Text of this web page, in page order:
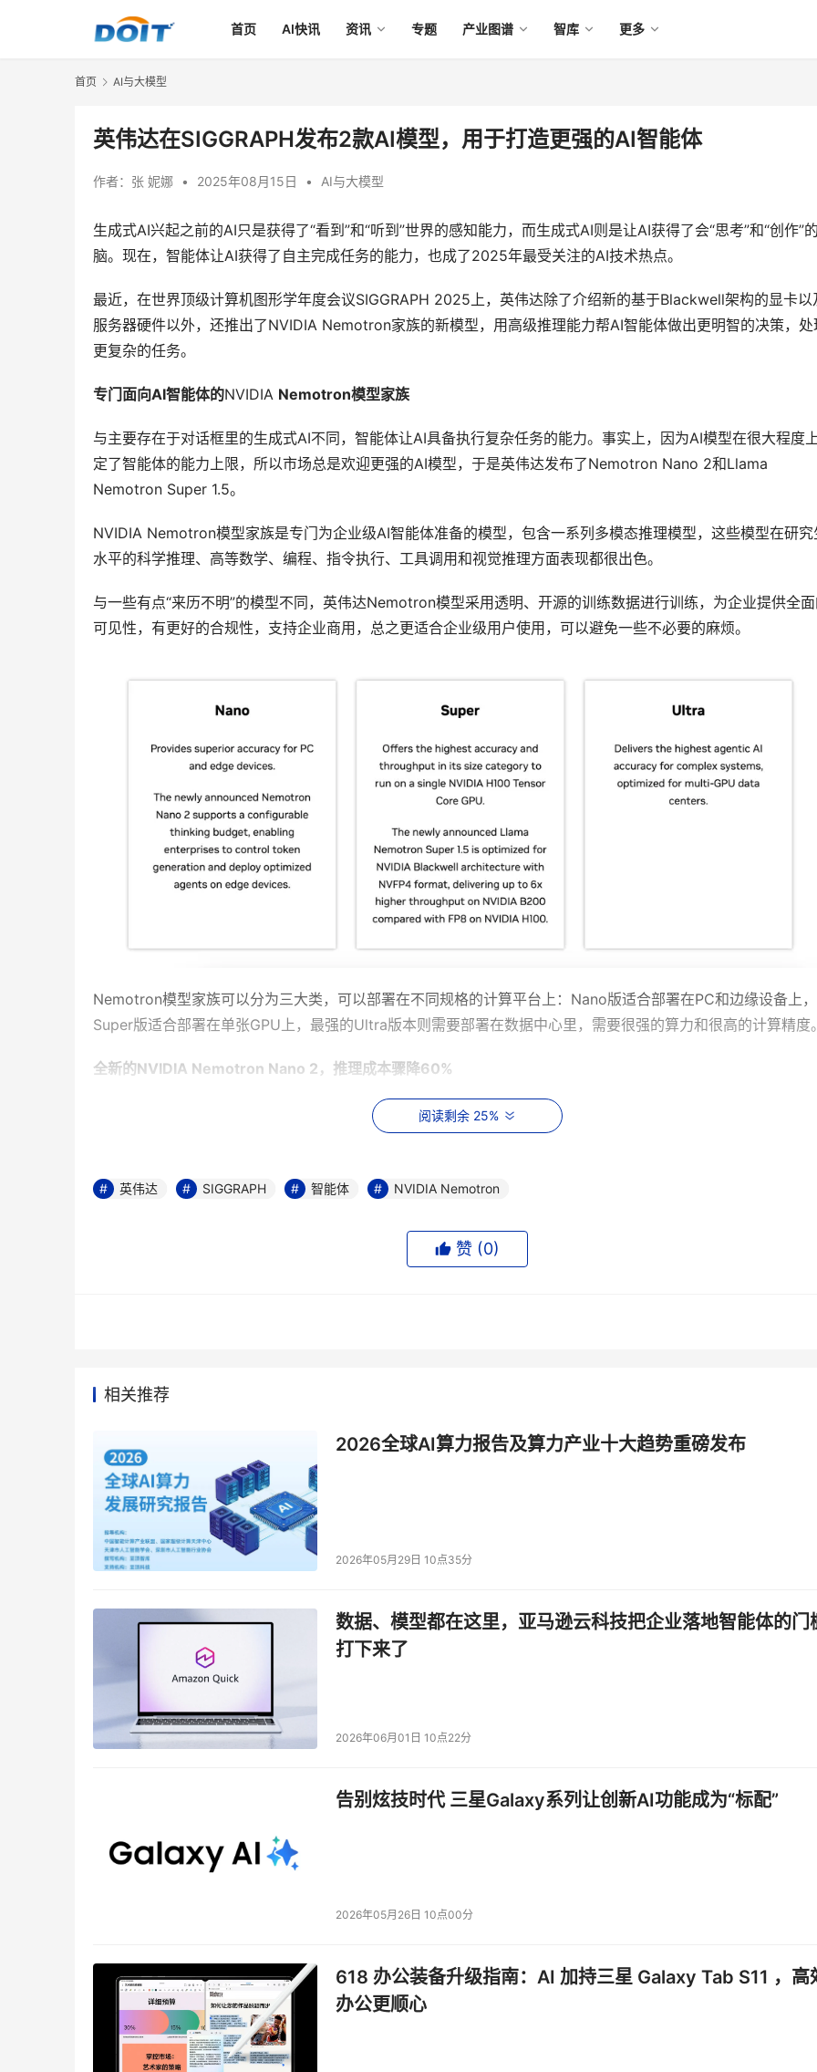
首页 AI快讯 资讯 专题 产业图谱 智库 更多
首页 AI与大模型
英伟达在SIGGRAPH发布2款AI模型，用于打造更强的AI智能体
作者： 张 妮娜 • 2025年08月15日 • AI与大模型
生成式AI兴起之前的AI只是获得了“看到”和“听到”世界的感知能力，而生成式AI则是让AI获得了会“思考”和“创作”
脑。现在，智能体让AI获得了自主完成任务的能力，也成了2025年最受关注的AI技术热点。
最近，在世界顶级计算机图形学年度会议SIGGRAPH 2025上，英伟达除了介绍新的基于Blackwell架构的显卡以
服务器硬件以外，还推出了NVIDIA Nemotron家族的新模型，用高级推理能力帮AI智能体做出更明智的决策，处
更复杂的任务。
专门面向AI智能体的NVIDIA Nemotron模型家族
与主要存在于对话框里的生成式AI不同，智能体让AI具备执行复杂任务的能力。事实上，因为AI模型在很大程度
定了智能体的能力上限，所以市场总是欢迎更强的AI模型，于是英伟达发布了Nemotron Nano 2和Llama
Nemotron Super 1.5。
NVIDIA Nemotron模型家族是专门为企业级AI智能体准备的模型，包含一系列多模态推理模型，这些模型在研究
水平的科学推理、高等数学、编程、指令执行、工具调用和视觉推理方面表现都很出色。
与一些有点“来历不明”的模型不同，英伟达Nemotron模型采用透明、开源的训练数据进行训练，为企业提供全
可见性，有更好的合规性，支持企业商用，总之更适合企业级用户使用，可以避免一些不必要的麻烦。
Nemotron模型家族可以分为三大类，可以部署在不同规格的计算平台上：Nano版适合部署在PC和边缘设备上，
Super版适合部署在单张GPU上，最强的Ultra版本则需要部署在数据中心里，需要很强的算力和很高的计算精度
全新的NVIDIA Nemotron Nano 2 ，推理成本骤降60%
新发布的NVIDIA Nemotron Nano 2不仅实现了同尺寸模型下的最高准确率，并且还加入了可配置的“思考预算”
能，支持用户控制输出的Token的数量，让AI智能体在更深入的思考和更快的执行效率之间寻找平衡点。
据了解，Nemotron Nano 2在相同时间内生成的Token数量提升了最高6倍，同时，相比同类其他开源模型，推
，吞吐量提升6倍
Llama Nemotron Super 1.5在同类产品中实现了更高的推理准确性，而且，成本还比较低。与某70B参数的模型
英伟达Omniverse与仿真技术副总裁Rev Lebaredian介绍称，目前已经有许多软件巨头都在使用英伟达的
模型，他认为，每个行业里，每个软件平台都会有自己的AI智能体。
比如：安全大厂Crowdstrike利用Nemotron模型，将其安全警报分类的准确率提升了11%；存储大厂NetApp正
阅读剩余 25%
英伟达 SIGGRAPH 智能体 NVIDIA Nemotron
赞 (0)
相关推荐
2026全球AI算力报告及算力产业十大趋势重磅发布
2026年05月29日 10点35分
数据、模型都在这里，亚马逊云科技把企业落地智能体的门
打下来了
2026年06月01日 10点22分
告别炫技时代 三星Galaxy系列让创新AI功能成为“标配”
2026年05月26日 10点00分
618 办公装备升级指南：AI 加持三星 Galaxy Tab S11 ，高
办公更顺心